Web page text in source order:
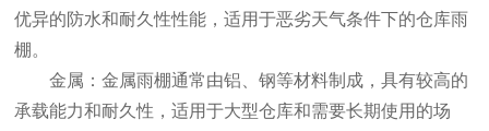
优异的防水和耐久性性能，适用于恶劣天气条件下的仓库雨
棚。
金属：金属雨棚通常由铝、钢等材料制成，具有较高的
承载能力和耐久性，适用于大型仓库和需要长期使用的场